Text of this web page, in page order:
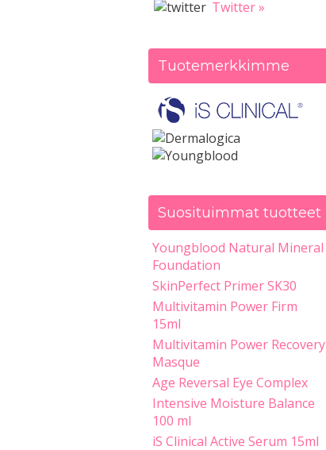
Twitter »
Tuotemerkkimme
Suosituimmat tuotteet
Youngblood Natural Mineral
Foundation
SkinPerfect Primer SK30
Multivitamin Power Firm
15ml
Multivitamin Power Recovery
Masque
Age Reversal Eye Complex
Intensive Moisture Balance
100 ml
iS Clinical Active Serum 15ml